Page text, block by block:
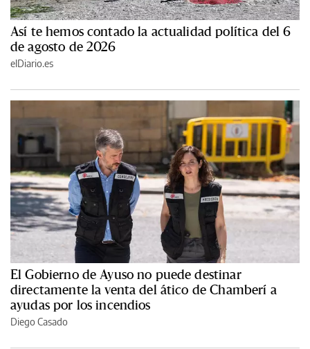
Así te hemos contado la actualidad política del 6
de agosto de 2026
elDiario.es
El Gobierno de Ayuso no puede destinar
directamente la venta del ático de Chamberí a
ayudas por los incendios
Diego Casado